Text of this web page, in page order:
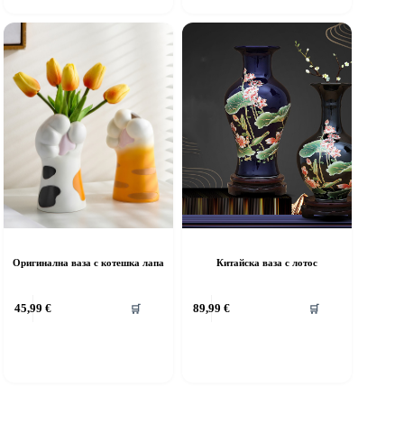
Оригинална ваза с котешка лапа
45,99 € 🛒
Китайска ваза с лотос
89,99 € 🛒